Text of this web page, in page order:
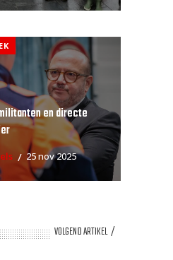
en directe
25 nov 2025
VOLGEND ARTIKEL